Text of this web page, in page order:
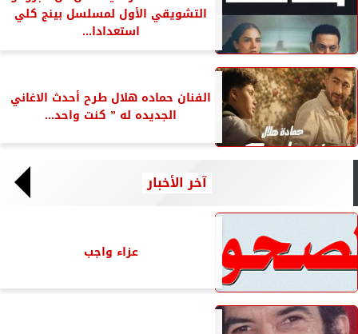
التشويقي الأول لمسلسل بينج كلي
استعدادا...
الفنان حماده هلال طرح أحدث الاغاني
الجديده له ” كنت واحد...
آخر الأخبار
عزاء واجب